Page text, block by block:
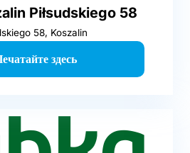
Piłsudskiego 58
58, Koszalin
здесь